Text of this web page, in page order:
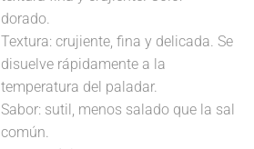
dorado.
Textura: crujiente, fina y delicada. Se
disuelve rápidamente a la
temperatura del paladar.
Sabor: sutil, menos salado que la sal
común.